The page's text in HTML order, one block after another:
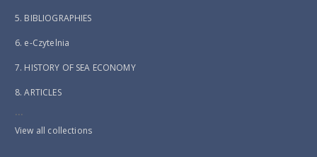
5. BIBLIOGRAPHIES
6. e-Czytelnia
7. HISTORY OF SEA ECONOMY
8. ARTICLES
...
View all collections